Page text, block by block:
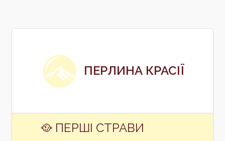
ПЕРЛИНА КРАСІЇ
🥘 ПЕРШІ СТРАВИ